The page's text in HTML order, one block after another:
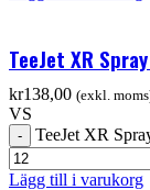
TeeJet XR
kr138,00 (exkl.
VS
TeeJet XR
Lägg till i varukorg